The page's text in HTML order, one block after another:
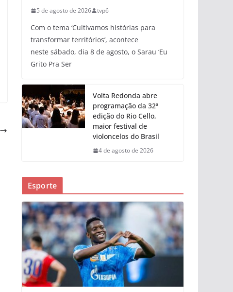
5 de agosto de 2026 tvp6
Com o tema ‘Cultivamos histórias para
transformar territórios’, acontece
neste sábado, dia 8 de agosto, o Sarau ‘Eu
Grito Pra Ser
Volta Redonda abre
programação da 32ª
edição do Rio Cello,
maior festival de
violoncelos do Brasil
4 de agosto de 2026
Esporte